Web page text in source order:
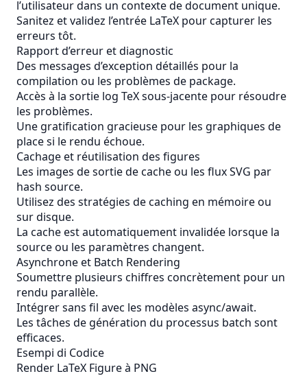
l’utilisateur dans un contexte de document unique.
Sanitez et validez l’entrée LaTeX pour capturer les
erreurs tôt.
Rapport d’erreur et diagnostic
Des messages d’exception détaillés pour la
compilation ou les problèmes de package.
Accès à la sortie log TeX sous-jacente pour résoudre
les problèmes.
Une gratification gracieuse pour les graphiques de
place si le rendu échoue.
Cachage et réutilisation des figures
Les images de sortie de cache ou les flux SVG par
hash source.
Utilisez des stratégies de caching en mémoire ou
sur disque.
La cache est automatiquement invalidée lorsque la
source ou les paramètres changent.
Asynchrone et Batch Rendering
Soumettre plusieurs chiffres concrètement pour un
rendu parallèle.
Intégrer sans fil avec les modèles async/await.
Les tâches de génération du processus batch sont
efficaces.
Esempi di Codice
Render LaTeX Figure à PNG